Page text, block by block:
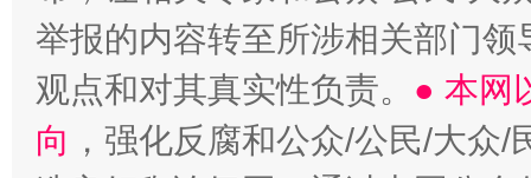
举报的内容转至所涉相关部门
观点和对其真实性负责。 ● 本网
向 ，强化反腐和公众/公民/大众